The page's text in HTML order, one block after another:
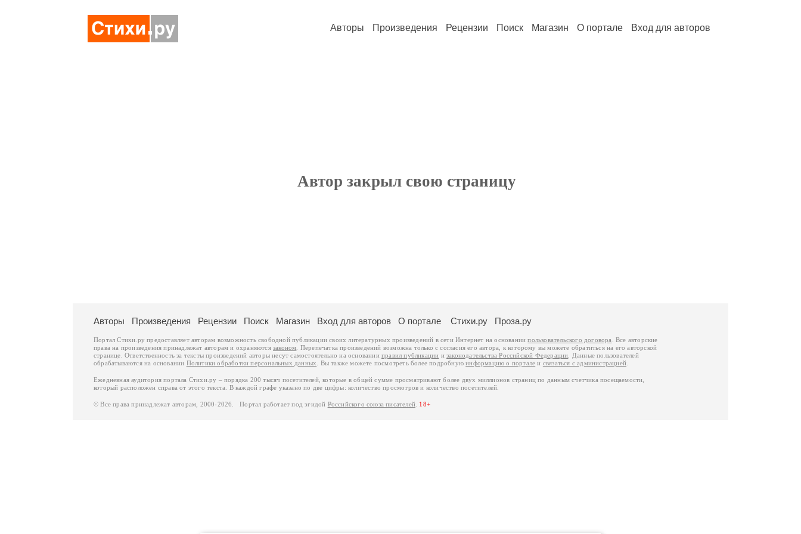
Авторы Произведения Рецензии Поиск Магазин О портале Вход для авторов
Автор закрыл свою страницу
Авторы Произведения Рецензии Поиск Магазин Вход для авторов О портале Стихи.ру Проза.ру
Портал Стихи.ру предоставляет авторам возможность свободной публикации своих литературных произведений в сети Интернет на основаниипользовательского договора
. Все авторские
права на произведения принадлежат авторам и охраняются законом . Перепечатка произведений возможна только с согласия его автора, к которому вы можете обратиться на его авторской
странице. Ответственность за тексты произведений авторы несут самостоятельно на основанииправил публикации изаконодательства Российской Федерации . Данные пользователей
обрабатываются на основании Политики обработки персональных данных . Вы также можете посмотреть более подробнуюинформацию о портале и связаться с администрацией
Ежедневная аудитория портала Стихи.ру – порядка 200 тысяч посетителей, которые в общей сумме просматривают более двух миллионов страниц по данным счетчика посещаемости,
который расположен справа от этого текста. В каждой графе указано по две цифры: количество просмотров и количество посетителей.
© Все права принадлежат авторам, 2000-2026. Портал работает под эгидой Российского союза писателей 18+